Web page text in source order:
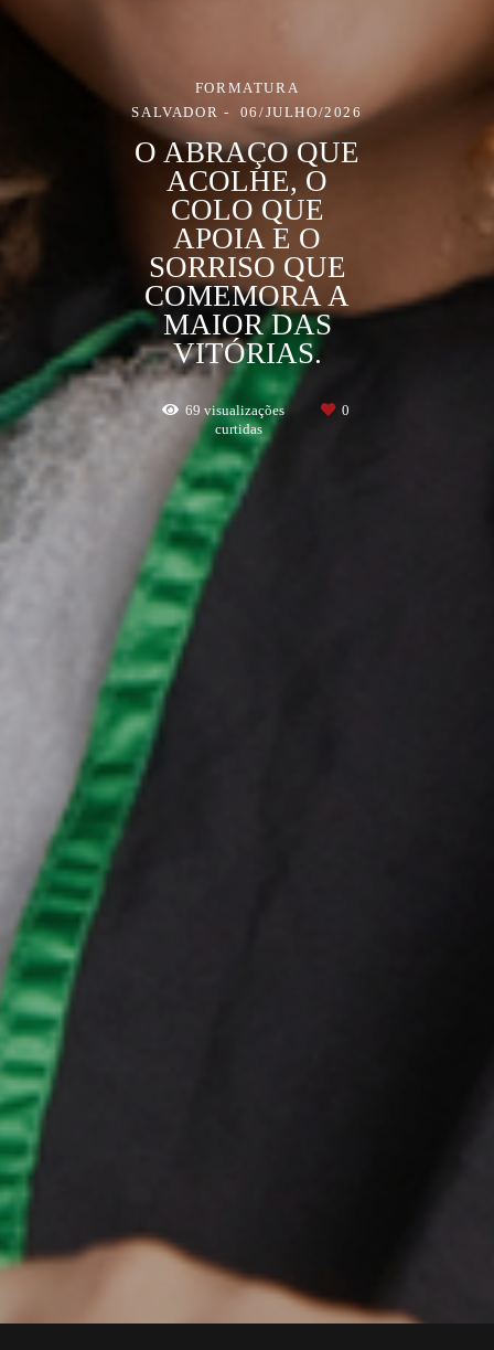
FORMATURA
SALVADOR
06/JULHO/2026
O ABRAÇO QUE
ACOLHE, O
COLO QUE
APOIA E O
SORRISO QUE
COMEMORA A
MAIOR DAS
VITÓRIAS.
69 visualizações
0
curtidas